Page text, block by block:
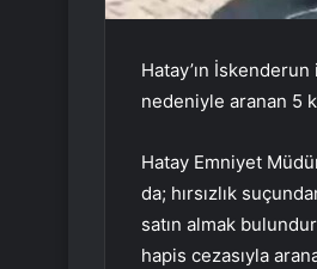
Hatay’ın
nedeniyle aranan 5
Hatay Emniyet
da; hırsızlık
satın almak
hapis cezasıyla